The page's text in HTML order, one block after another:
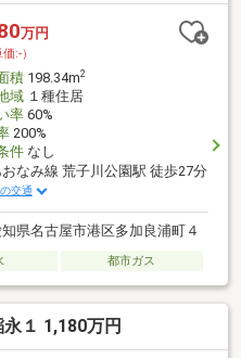
おうち探し専門店おうち侍ま
万円
:-）
積198.34m2
域１種住居
率60%
200%
件なし
なみ線 荒子川公園駅 徒歩27分
交通
県名古屋市港区多加良浦町４
都市ガス
１ 1,180万円